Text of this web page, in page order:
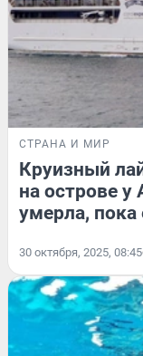
СТРАНА И МИР
Круизный
на острове
умерла, пока
30 октября, 2025, 08:45